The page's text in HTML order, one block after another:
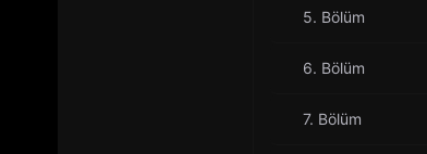
5. Bölüm
6. Bölüm
7. Bölüm